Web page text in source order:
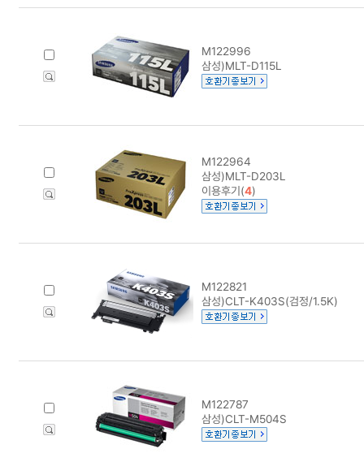
M122996
삼성)MLT-D115L
M122964
삼성)MLT-D203L
이용후기(4)
M122821
삼성)CLT-K403S(검정/1.5K)
M122787
삼성)CLT-M504S